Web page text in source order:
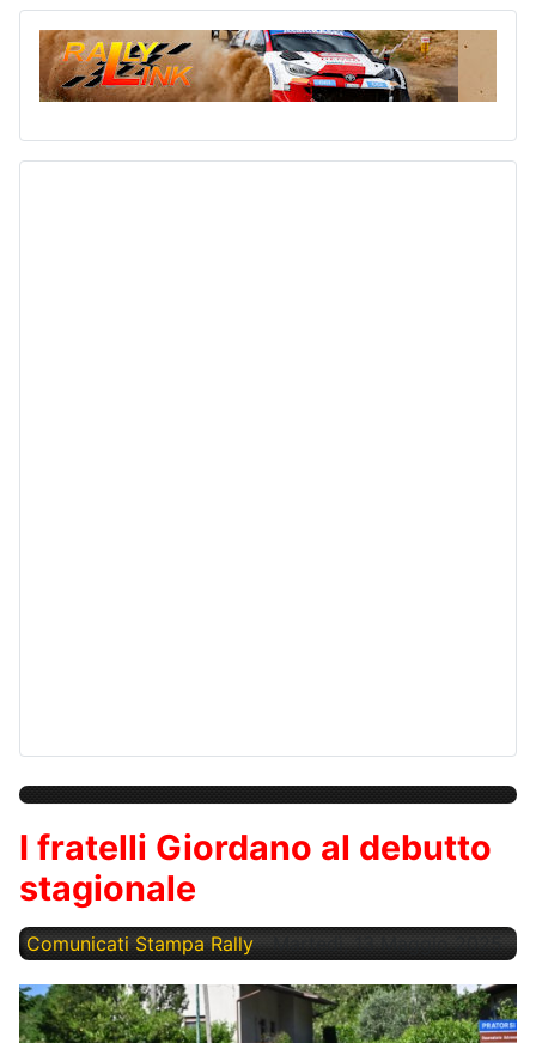
I fratelli Giordano al debutto
stagionale
Comunicati Stampa Rally Martedì, 13 Maggio 2025